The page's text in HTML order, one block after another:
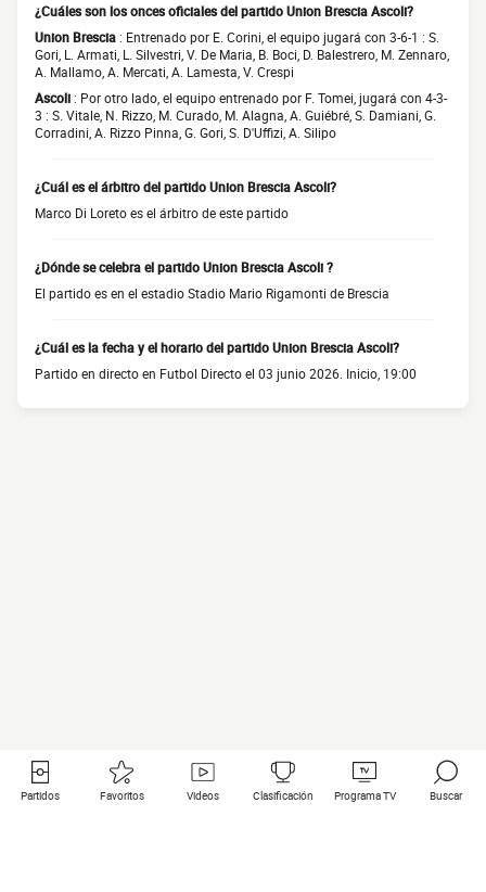
¿Cuáles son los onces oficiales del partido Union Brescia Ascoli?
Union Brescia : Entrenado por E. Corini, el equipo jugará con 3-6-1 : S.
Gori, L. Armati, L. Silvestri, V. De Maria, B. Boci, D. Balestrero, M. Zennaro,
A. Mallamo, A. Mercati, A. Lamesta, V. Crespi
Ascoli : Por otro lado, el equipo entrenado por F. Tomei, jugará con 4-3-
3 : S. Vitale, N. Rizzo, M. Curado, M. Alagna, A. Guiébré, S. Damiani, G.
Corradini, A. Rizzo Pinna, G. Gori, S. D'Uffizi, A. Silipo
¿Cuál es el árbitro del partido Union Brescia Ascoli?
Marco Di Loreto es el árbitro de este partido
¿Dónde se celebra el partido Union Brescia Ascoli ?
El partido es en el estadio Stadio Mario Rigamonti de Brescia
¿Cuál es la fecha y el horario del partido Union Brescia Ascoli?
Partido en directo en Futbol Directo el 03 junio 2026. Inicio, 19:00
Partidos Favoritos Videos Clasificación Programa TV Buscar